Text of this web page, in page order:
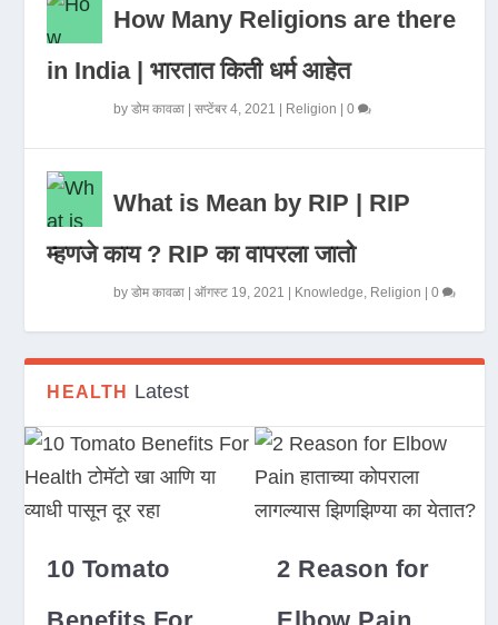
How Many Religions are there
in India | भारतात किती धर्म आहेत
byडोम कावळा |सप्टेंबर 4, 2021 Religion |0
What is Mean by RIP | RIP
म्हणजे काय ? RIP का वापरला जातो
byडोम कावळा |ऑगस्ट 19, 2021 Knowledge, Religion |0
HEALTH Latest
10 Tomato
2 Reason for